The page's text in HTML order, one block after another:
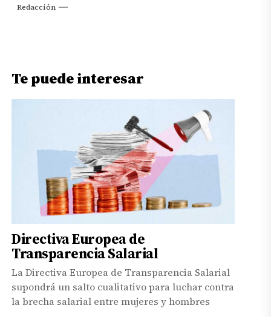
Redacción
Te puede interesar
Directiva Europea de
Transparencia Salarial
La Directiva Europea de Transparencia Salarial
supondrá un salto cualitativo para luchar contra
la brecha salarial entre mujeres y hombres